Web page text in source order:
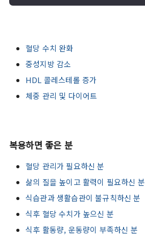
혈당 수치 완화
중성지방 감소
HDL 콜레스테롤 증가
체중 관리 및 다이어트
복용하면 좋은 분
혈당 관리가 필요하신 분
삶의 질을 높이고 활력이 필요하신 분
식습관과 생활습관이 불규칙하신 분
식후 혈당 수치가 높으신 분
식후 활동량, 운동량이 부족하신 분